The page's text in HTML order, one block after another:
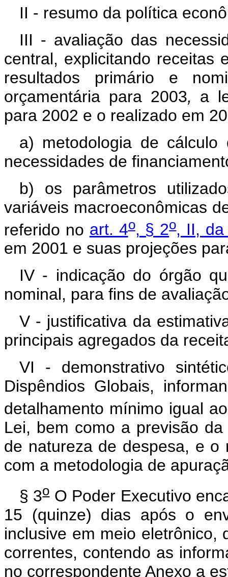
II - resumo da política
III - avaliação das
central, explicitando receitas
resultados primário e
orçamentária para 2003, a
para 2002 e o realizado em
a) metodologia de
necessidades de
b) os parâmetros
variáveis macroeconômicas
referido no art. 4o, § 2o, II, da
em 2001 e suas projeções
IV - indicação do órgão
nominal, para fins de
V - justificativa da
principais agregados da
VI - demonstrativo
Dispêndios Globais,
detalhamento mínimo igual
Lei, bem como a previsão
de natureza de despesa, e o
com a metodologia de
§ 3oO Poder Executivo
15 (quinze) dias após o
inclusive em meio eletrônico,
correntes, contendo as
no correspondente Anexo a